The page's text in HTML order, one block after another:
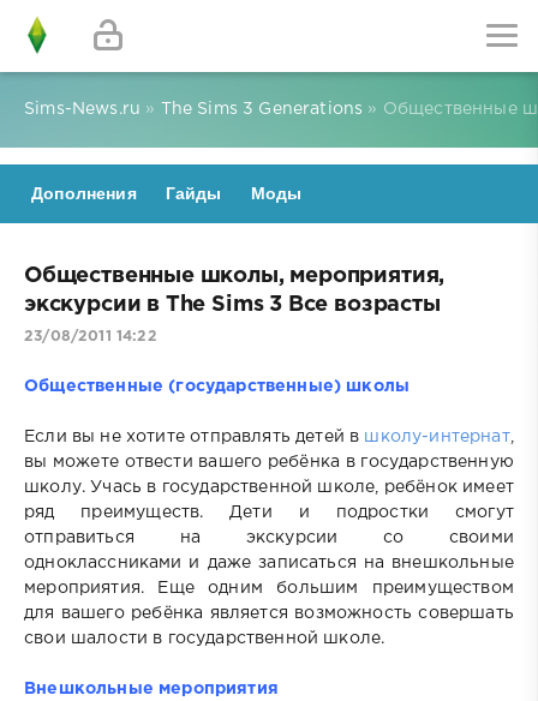
Sims-News.ru » The Sims 3 Generations » Общественные
Дополнения Гайды Моды
Общественные школы, мероприятия,
экскурсии в The Sims 3 Все возрасты
23/08/2011 14:22
Общественные (государственные) школы
Если вы не хотите отправлять детей в школу-интернат,
вы можете отвести вашего ребёнка в государственную
школу. Учась в государственной школе, ребёнок имеет
ряд преимуществ. Дети и подростки смогут
отправиться на экскурсии со своими
одноклассниками и даже записаться на внешкольные
мероприятия. Еще одним большим преимуществом
для вашего ребёнка является возможность совершать
свои шалости в государственной школе.
Внешкольные мероприятия